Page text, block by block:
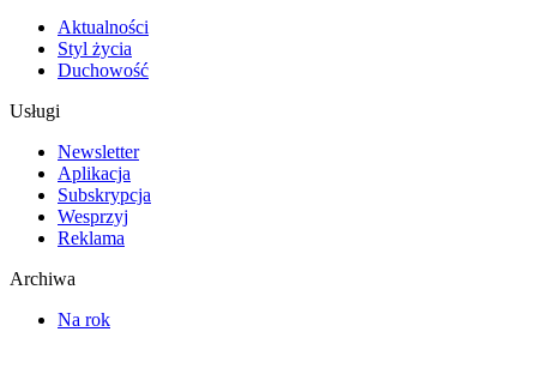
Aktualności
Styl życia
Duchowość
Usługi
Newsletter
Aplikacja
Subskrypcja
Wesprzyj
Reklama
Archiwa
Na rok